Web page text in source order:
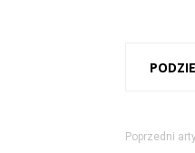
Poprzedni